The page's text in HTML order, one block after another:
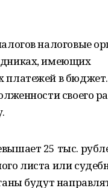
налоговые
имеющих
платежей в бюджет.
своего
25 тыс.
листа или
будут